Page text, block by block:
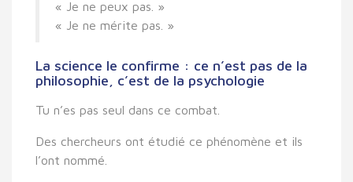
« Je ne peux pas. »
« Je ne mérite pas. »
La science le confirme : ce n’est pas de la
philosophie, c’est de la psychologie
Tu n’es pas seul dans ce combat.
Des chercheurs ont étudié ce phénomène et ils
l’ont nommé.